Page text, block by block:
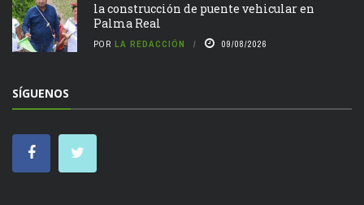
la construcción de puente vehicular en
Palma Real
POR LA REDACCIÓN 09/08/2026
SÍGUENOS